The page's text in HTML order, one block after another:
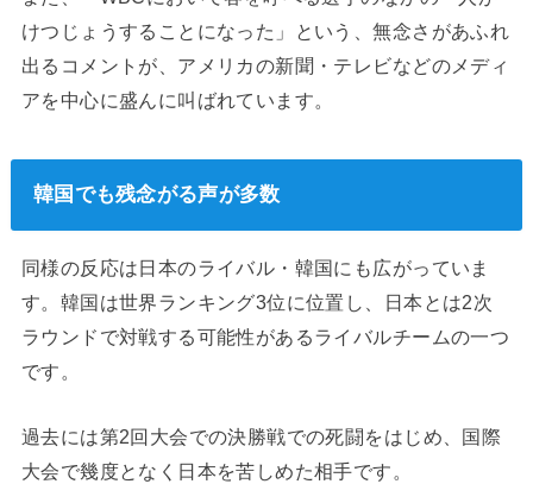
けつじょうすることになった」という、無念さがあふれ
出るコメントが、アメリカの新聞・テレビなどのメディ
アを中心に盛んに叫ばれています。
韓国でも残念がる声が多数
同様の反応は日本のライバル・韓国にも広がっていま
す。韓国は世界ランキング3位に位置し、日本とは2次
ラウンドで対戦する可能性があるライバルチームの一つ
です。
過去には第2回大会での決勝戦での死闘をはじめ、国際
大会で幾度となく日本を苦しめた相手です。